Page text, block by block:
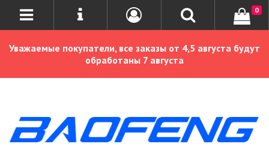
Уважаемые покупатели, все заказы от 4,5 августа будут
обработаны 7 августа
0